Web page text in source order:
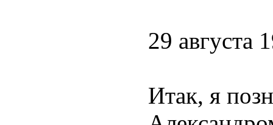
29 августа
Итак, я